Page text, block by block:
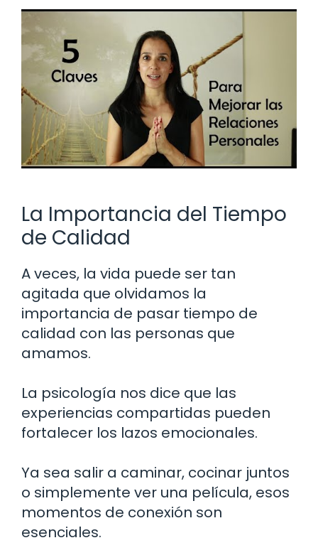
La Importancia del Tiempo
de Calidad
A veces, la vida puede ser tan
agitada que olvidamos la
importancia de pasar tiempo de
calidad con las personas que
amamos.
La psicología nos dice que las
experiencias compartidas pueden
fortalecer los lazos emocionales.
Ya sea salir a caminar, cocinar juntos
o simplemente ver una película, esos
momentos de conexión son
esenciales.